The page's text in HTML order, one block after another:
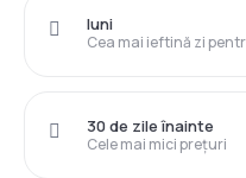
Cea mai ieftină zi
luni
Cele mai mici prețuri
30 de zile înainte